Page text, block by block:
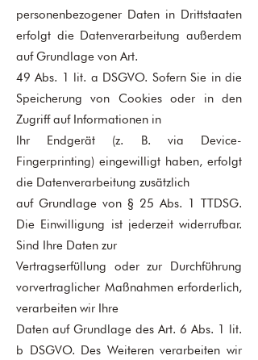
personenbezogener Daten in Drittstaaten
erfolgt die Datenverarbeitung außerdem
auf Grundlage von Art.
49 Abs. 1 lit. a DSGVO. Sofern Sie in die
Speicherung von Cookies oder in den
Zugriff auf Informationen in
Ihr Endgerät (z. B. via Device-
Fingerprinting) eingewilligt haben, erfolgt
die Datenverarbeitung zusätzlich
auf Grundlage von § 25 Abs. 1 TTDSG.
Die Einwilligung ist jederzeit widerrufbar.
Sind Ihre Daten zur
Vertragserfüllung oder zur Durchführung
vorvertraglicher Maßnahmen erforderlich,
verarbeiten wir Ihre
Daten auf Grundlage des Art. 6 Abs. 1 lit.
b DSGVO. Des Weiteren verarbeiten wir